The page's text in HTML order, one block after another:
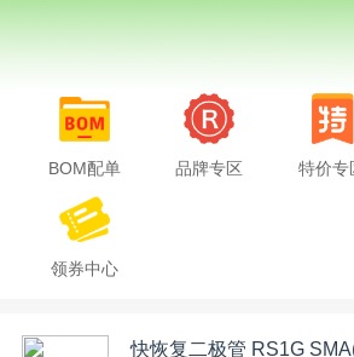
BOM配单 品牌专区 特价专
领券中心
快恢复二极管 RS1G